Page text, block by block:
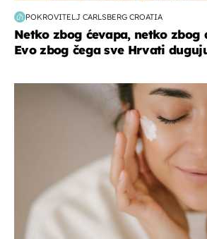
POKROVITELJ CARLSBERG CROATIA
Netko zbog ćevapa, netko zbog
Evo zbog čega sve Hrvati
moda & ljepota